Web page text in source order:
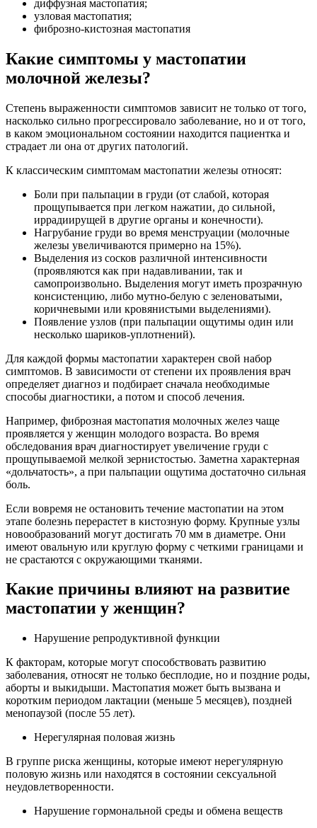
диффузная мастопатия;
узловая мастопатия;
фиброзно-кистозная мастопатия
Какие симптомы у мастопатии
молочной железы?
Степень выраженности симптомов зависит не только от того,
насколько сильно прогрессировало заболевание, но и от того,
в каком эмоциональном состоянии находится пациентка и
страдает ли она от других патологий.
К классическим симптомам мастопатии железы относят:
Боли при пальпации в груди (от слабой, которая
прощупывается при легком нажатии, до сильной,
иррадиирущей в другие органы и конечности).
Нагрубание груди во время менструации (молочные
железы увеличиваются примерно на 15%).
Выделения из сосков различной интенсивности
(проявляются как при надавливании, так и
самопроизвольно. Выделения могут иметь прозрачную
консистенцию, либо мутно-белую с зеленоватыми,
коричневыми или кровянистыми выделениями).
Появление узлов (при пальпации ощутимы один или
несколько шариков-уплотнений).
Для каждой формы мастопатии характерен свой набор
симптомов. В зависимости от степени их проявления врач
определяет диагноз и подбирает сначала необходимые
способы диагностики, а потом и способ лечения.
Например, фиброзная мастопатия молочных желез чаще
проявляется у женщин молодого возраста. Во время
обследования врач диагностирует увеличение груди с
прощупываемой мелкой зернистостью. Заметна характерная
«дольчатость», а при пальпации ощутима достаточно сильная
боль.
Если вовремя не остановить течение мастопатии на этом
этапе болезнь перерастет в кистозную форму. Крупные узлы
новообразований могут достигать 70 мм в диаметре. Они
имеют овальную или круглую форму с четкими границами и
не срастаются с окружающими тканями.
Какие причины влияют на развитие
мастопатии у женщин?
Нарушение репродуктивной функции
К факторам, которые могут способствовать развитию
заболевания, относят не только бесплодие, но и поздние роды,
аборты и выкидыши. Мастопатия может быть вызвана и
коротким периодом лактации (меньше 5 месяцев), поздней
менопаузой (после 55 лет).
Нерегулярная половая жизнь
В группе риска женщины, которые имеют нерегулярную
половую жизнь или находятся в состоянии сексуальной
неудовлетворенности.
Нарушение гормональной среды и обмена веществ